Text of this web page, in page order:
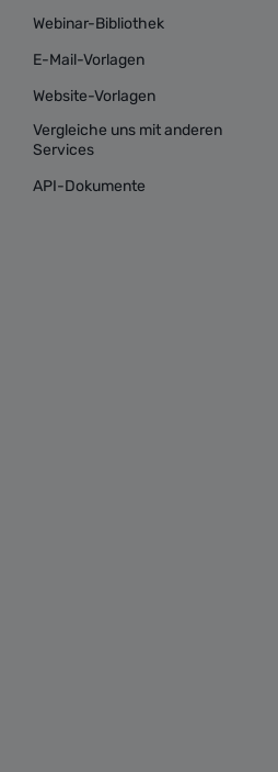
Webinar-Bibliothek
E-Mail-Vorlagen
Website-Vorlagen
Vergleiche uns mit anderen
Services
API-Dokumente